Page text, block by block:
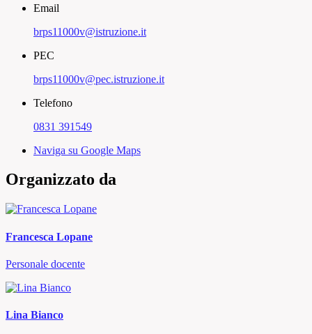
Email
brps11000v@istruzione.it
PEC
brps11000v@pec.istruzione.it
Telefono
0831 391549
Naviga su Google Maps
Organizzato da
Francesca Lopane
Personale docente
Lina Bianco